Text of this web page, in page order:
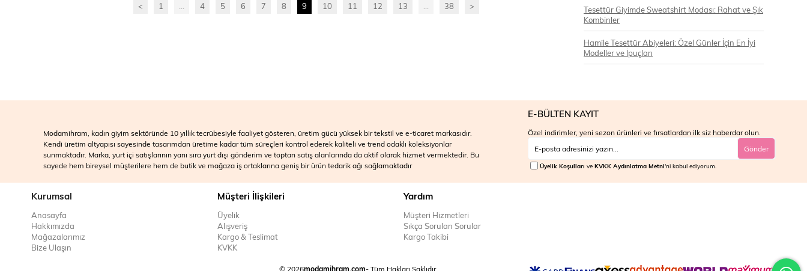
< 1 4 5 6 7 8 9 10 11 12 13 38 >
Tesettür Giyimde Sweatshirt Modası: Rahat ve Şık
Kombinler
Hamile Tesettür Abiyeleri: Özel Günler İçin En İyi
Modeller ve İpuçları
Modamihram, kadın giyim sektöründe 10 yıllık tecrübesiyle faaliyet gösteren, üretim gücü yüksek bir tekstil ve e-ticaret markasıdır.
Kendi üretim altyapısı sayesinde tasarımdan üretime kadar tüm süreçleri kontrol ederek kaliteli ve trend odaklı koleksiyonlar
sunmaktadır. Marka, yurt içi satışlarının yanı sıra yurt dışı gönderim ve toptan satış alanlarında da aktif olarak hizmet vermektedir. Bu
sayede hem bireysel müşterilere hem de butik ve mağaza iş ortaklarına geniş bir ürün tedarik ağı sağlamaktadır
E-BÜLTEN KAYIT
Özel indirimler, yeni sezon ürünleri ve fırsatlardan ilk siz haberdar olun.
Gönder
Üyelik Koşulları ve KVKK Aydınlatma Metni'ni kabul ediyorum.
Kurumsal
Anasayfa
Hakkımızda
Mağazalarımız
Bize Ulaşın
Müşteri İlişkileri
Üyelik
Alışveriş
Kargo & Teslimat
KVKK
Yardım
Müşteri Hizmetleri
Sıkça Sorulan Sorular
Kargo Takibi
© 2026modamihram.com- Tüm Hakları Saklıdır.